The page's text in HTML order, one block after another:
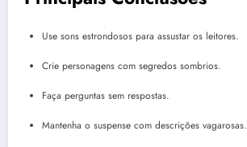
Use sons estrondosos para assustar os leitores.
Crie personagens com segredos sombrios.
Faça perguntas sem respostas.
Mantenha o suspense com descrições vagarosas.